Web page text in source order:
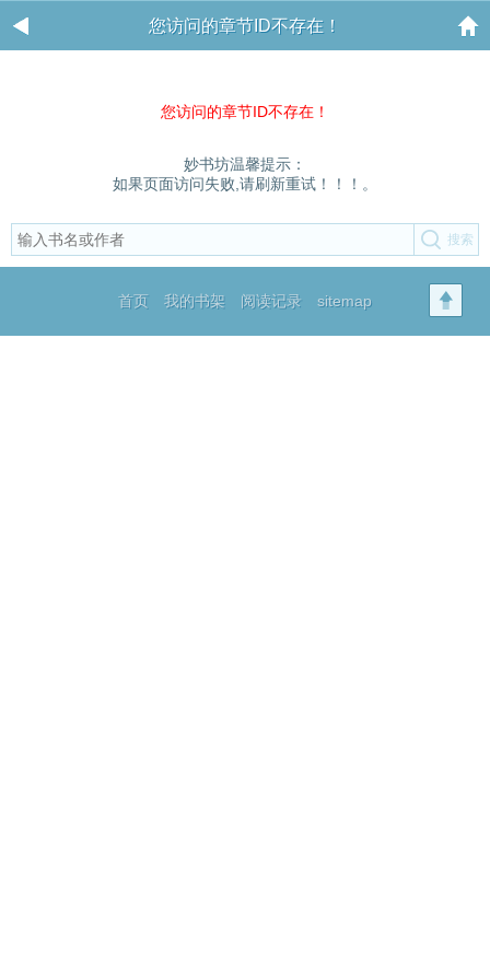
您访问的章节ID不存在！
您访问的章节ID不存在！
妙书坊温馨提示：
如果页面访问失败,请刷新重试！！！。
首页 我的书架 阅读记录 sitemap